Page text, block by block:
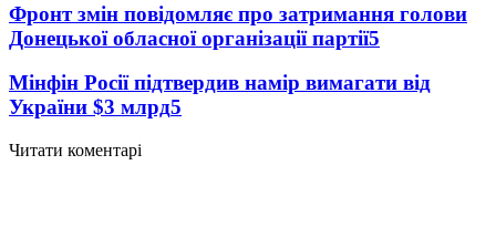
Фронт змін повідомляє про затримання голови
Донецької обласної організації партії5
Мінфін Росії підтвердив намір вимагати від
України $3 млрд5
Читати коментарі